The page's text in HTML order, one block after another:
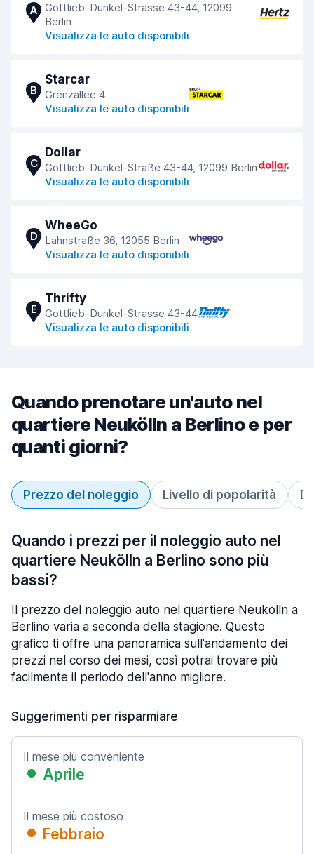
A Gottlieb-Dunkel-Strasse 43-44, 12099
Berlin
Visualizza le auto disponibili
B
Starcar
Grenzallee 4
Visualizza le auto disponibili
C
Dollar
Gottlieb-Dunkel-Straße 43-44, 12099 Berlin
Visualizza le auto disponibili
D
WheeGo
Lahnstraße 36, 12055 Berlin
Visualizza le auto disponibili
E
Thrifty
Gottlieb-Dunkel-Strasse 43-44
Visualizza le auto disponibili
Quando prenotare un'auto nel
quartiere Neukölln a Berlino e per
quanti giorni?
Prezzo del noleggio Livello di popolarità
Quando i prezzi per il noleggio auto nel
quartiere Neukölln a Berlino sono più
bassi?
Il prezzo del noleggio auto nel quartiere Neukölln a
Berlino varia a seconda della stagione. Questo
grafico ti offre una panoramica sull'andamento dei
prezzi nel corso dei mesi, così potrai trovare più
facilmente il periodo dell'anno migliore.
Suggerimenti per risparmiare
Il mese più conveniente
Aprile
Il mese più costoso
Febbraio